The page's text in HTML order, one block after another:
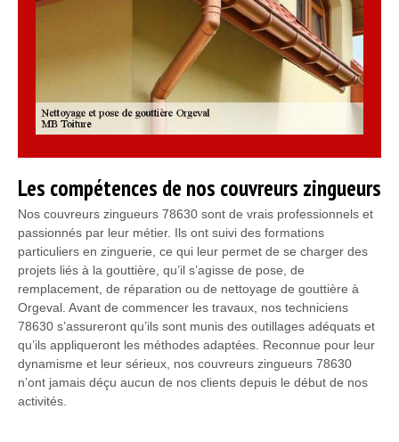
Les compétences de nos couvreurs zingueurs
Nos couvreurs zingueurs 78630 sont de vrais professionnels et
passionnés par leur métier. Ils ont suivi des formations
particuliers en zinguerie, ce qui leur permet de se charger des
projets liés à la gouttière, qu’il s’agisse de pose, de
remplacement, de réparation ou de nettoyage de gouttière à
Orgeval. Avant de commencer les travaux, nos techniciens
78630 s’assureront qu’ils sont munis des outillages adéquats et
qu’ils appliqueront les méthodes adaptées. Reconnue pour leur
dynamisme et leur sérieux, nos couvreurs zingueurs 78630
n’ont jamais déçu aucun de nos clients depuis le début de nos
activités.